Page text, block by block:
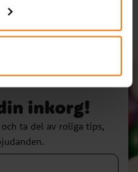
inkorg!
ta del av roliga tips,